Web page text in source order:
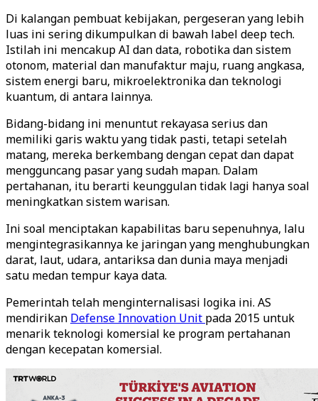
Di kalangan pembuat kebijakan, pergeseran yang lebih
luas ini sering dikumpulkan di bawah label deep tech.
Istilah ini mencakup AI dan data, robotika dan sistem
otonom, material dan manufaktur maju, ruang angkasa,
sistem energi baru, mikroelektronika dan teknologi
kuantum, di antara lainnya.
Bidang-bidang ini menuntut rekayasa serius dan
memiliki garis waktu yang tidak pasti, tetapi setelah
matang, mereka berkembang dengan cepat dan dapat
mengguncang pasar yang sudah mapan. Dalam
pertahanan, itu berarti keunggulan tidak lagi hanya soal
meningkatkan sistem warisan.
Ini soal menciptakan kapabilitas baru sepenuhnya, lalu
mengintegrasikannya ke jaringan yang menghubungkan
darat, laut, udara, antariksa dan dunia maya menjadi
satu medan tempur kaya data.
Pemerintah telah menginternalisasi logika ini. AS
mendirikan Defense Innovation Unit pada 2015 untuk
menarik teknologi komersial ke program pertahanan
dengan kecepatan komersial.